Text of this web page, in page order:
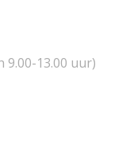
9.00-13.00 uur)